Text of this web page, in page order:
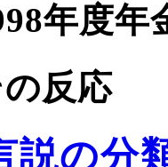
年度
の反応
の分